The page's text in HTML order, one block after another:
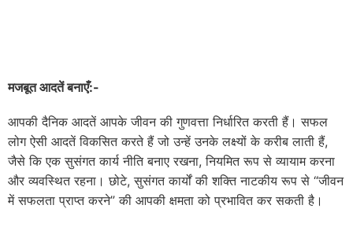
मजबूत आदतें बनाएँ:-
आपकी दैनिक आदतें आपके जीवन की गुणवत्ता निर्धारित करती हैं। सफल
लोग ऐसी आदतें विकसित करते हैं जो उन्हें उनके लक्ष्यों के करीब लाती हैं,
जैसे कि एक सुसंगत कार्य नीति बनाए रखना, नियमित रूप से व्यायाम करना
और व्यवस्थित रहना। छोटे, सुसंगत कार्यों की शक्ति नाटकीय रूप से “जीवन
में सफलता प्राप्त करने” की आपकी क्षमता को प्रभावित कर सकती है।